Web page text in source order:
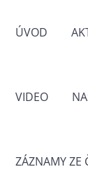
ÚVOD
VIDEO
ZÁZNAMY ZE